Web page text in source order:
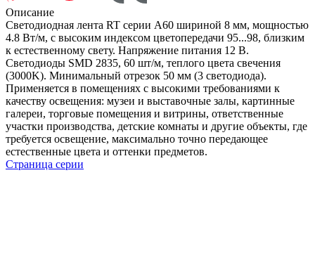
Описание
Светодиодная лента RT серии A60 шириной 8 мм, мощностью
4.8 Вт/м, с высоким индексом цветопередачи 95...98, близким
к естественному свету. Напряжение питания 12 В.
Светодиоды SMD 2835, 60 шт/м, теплого цвета свечения
(3000K). Минимальный отрезок 50 мм (3 светодиода).
Применяется в помещениях с высокими требованиями к
качеству освещения: музеи и выставочные залы, картинные
галереи, торговые помещения и витрины, ответственные
участки производства, детские комнаты и другие объекты, где
требуется освещение, максимально точно передающее
естественные цвета и оттенки предметов.
Страница серии